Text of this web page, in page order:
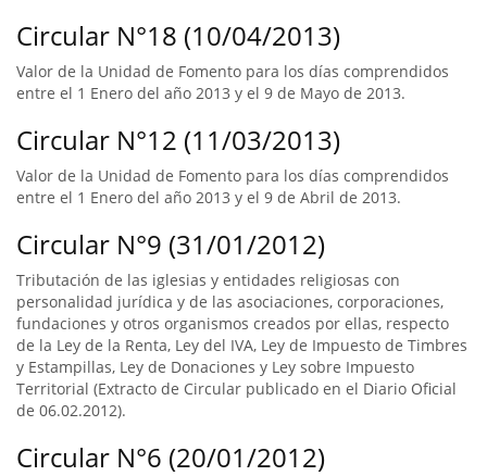
Circular N°18 (10/04/2013)
Valor de la Unidad de Fomento para los días comprendidos
entre el 1 Enero del año 2013 y el 9 de Mayo de 2013.
Circular N°12 (11/03/2013)
Valor de la Unidad de Fomento para los días comprendidos
entre el 1 Enero del año 2013 y el 9 de Abril de 2013.
Circular N°9 (31/01/2012)
Tributación de las iglesias y entidades religiosas con
personalidad jurídica y de las asociaciones, corporaciones,
fundaciones y otros organismos creados por ellas, respecto
de la Ley de la Renta, Ley del IVA, Ley de Impuesto de Timbres
y Estampillas, Ley de Donaciones y Ley sobre Impuesto
Territorial (Extracto de Circular publicado en el Diario Oficial
de 06.02.2012).
Circular N°6 (20/01/2012)